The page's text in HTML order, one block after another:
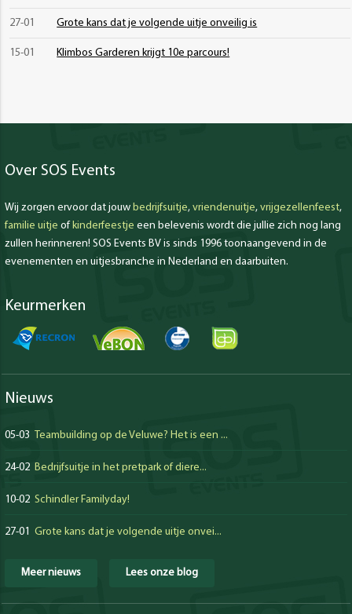
27-01 Grote kans dat je volgende uitje onveilig is
15-01 Klimbos Garderen krijgt 10e parcours!
Over SOS Events
Wij zorgen ervoor dat jouw bedrijfsuitje, vriendenuitje, vrijgezellenfeest,
familie uitje of kinderfeestje een belevenis wordt die jullie zich nog lang
zullen herinneren! SOS Events BV is sinds 1996 toonaangevend in de
evenementen en uitjesbranche in Nederland en daarbuiten.
Keurmerken
Nieuws
05-03 Teambuilding op de Veluwe? Het is een ...
24-02 Bedrijfsuitje in het pretpark of diere...
10-02 Schindler Familyday!
27-01 Grote kans dat je volgende uitje onvei...
Meer nieuws Lees onze blog